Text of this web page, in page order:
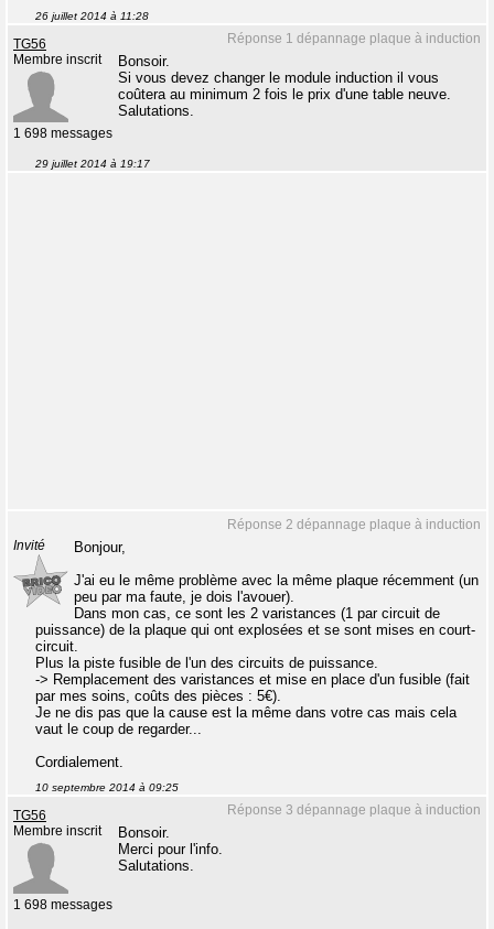
26 juillet 2014 à 11:28
Réponse 1 dépannage plaque à induction
TG56
Membre inscrit
1 698 messages
Bonsoir.
Si vous devez changer le module induction il vous
coûtera au minimum 2 fois le prix d'une table neuve.
Salutations.
29 juillet 2014 à 19:17
Réponse 2 dépannage plaque à induction
Invité
Bonjour,
J'ai eu le même problème avec la même plaque récemment (un
peu par ma faute, je dois l'avouer).
Dans mon cas, ce sont les 2 varistances (1 par circuit de
puissance) de la plaque qui ont explosées et se sont mises en court-
circuit.
Plus la piste fusible de l'un des circuits de puissance.
-> Remplacement des varistances et mise en place d'un fusible (fait
par mes soins, coûts des pièces : 5€).
Je ne dis pas que la cause est la même dans votre cas mais cela
vaut le coup de regarder...
Cordialement.
10 septembre 2014 à 09:25
Réponse 3 dépannage plaque à induction
TG56
Membre inscrit
1 698 messages
Bonsoir.
Merci pour l'info.
Salutations.